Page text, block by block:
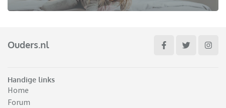
Ouders.nl
Handige links
Home
Forum